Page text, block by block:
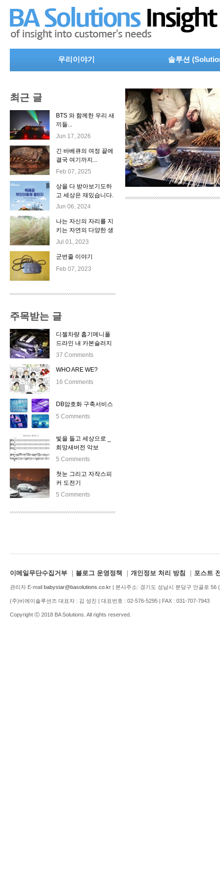
우리이야기 솔루션
최근 글
BTS 와 함께한 우리 새
끼들...
Jun 17, 2026
긴 바베큐의 여정 끝에
결국 여기까지...
Feb 07, 2025
상을 다 받아보기도하
고 세상은 재밌습니다.
Jun 06, 2024
나는 자신의 자리를 지
키는 자연의 다양한 생
명체들이 좋다.
Jul 01, 2023
군번줄 이야기
Feb 07, 2023
주목받는 글
디젤차량 흡기메니폴
드라인 내 카본슬러지
자동클리닝 시스템 출
37 Comments
WHO ARE WE?
16 Comments
DB암호화 구축서비스
5 Comments
빛을 들고 세상으로 _
희망새버전 악보
5 Comments
첫눈 그리고 자작스피
커 도전기
5 Comments
이메일무단수집거부 ｜ 블로그 운영정책 ｜ 개인정보 처리 방침 ｜ 포스트
관리자 E-mail babystar@basolutions.co.kr | 본사주소: 경기도 성남시 분당구 안골로 56
(주)비에이솔루션즈 대표자 : 김 성진 | 대표번호 : 02-576-5295 | FAX : 031-707-7943
Copyright ⓒ 2018 BA Solutions. All rights reserved.